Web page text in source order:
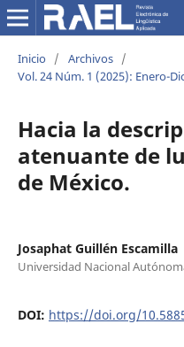
Inicio / Archivos /
Vol. 24 Núm. 1 (2025): Enero-
Hacia la
atenuante de
de México.
Josaphat Guillén Escamilla
Universidad Nacional
DOI: https://doi.org/